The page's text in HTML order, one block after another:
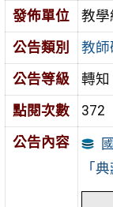
發佈單位
教學
公告類別
教師
公告等級
轉知
點閱次數
372
公告內容
「